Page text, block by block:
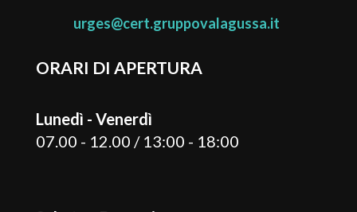
urges@cert.gruppovalagussa.it
ORARI DI APERTURA
Lunedì - Venerdì
07.00 - 12.00 / 13:00 - 18:00